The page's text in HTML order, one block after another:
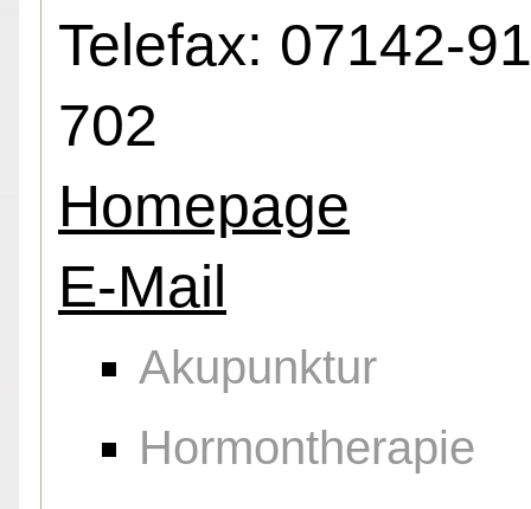
Telefax: 07142-
702
Homepage
E-Mail
Akupunktur
Hormontherapie